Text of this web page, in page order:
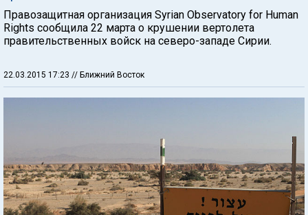
Правозащитная организация Syrian Observatory for Human
Rights сообщила 22 марта о крушении вертолета
правительственных войск на северо-западе Сирии.
22.03.2015 17:23 // Ближний Восток